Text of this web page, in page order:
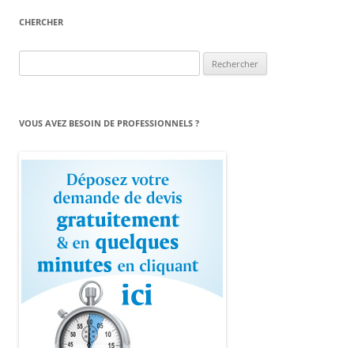
CHERCHER
VOUS AVEZ BESOIN DE PROFESSIONNELS ?